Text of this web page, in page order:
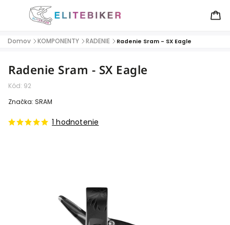
Domov / KOMPONENTY / RADENIE / Radenie Sram - SX Eagle
Radenie Sram - SX Eagle
Kód: 92
1 hodnotenie
Značka: SRAM